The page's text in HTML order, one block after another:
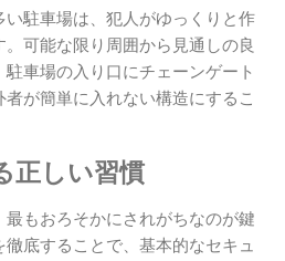
駐車場は、犯人がゆっくりと作
可能な限り周囲から見通しの良
車場の入り口にチェーンゲート
が簡単に入れない構造にするこ
正しい習慣
もおろそかにされがちなのが鍵
底することで、基本的なセキュ